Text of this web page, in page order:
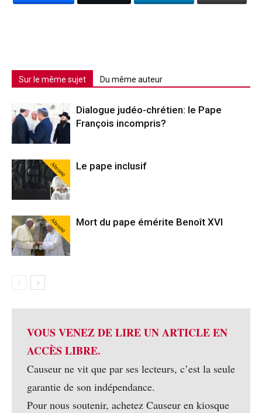
Sur le même sujet Du même auteur
Dialogue judéo-chrétien: le Pape
François incompris?
Abonné Le pape inclusif
Abonné Mort du pape émérite Benoît XVI
VOUS VENEZ DE LIRE UN ARTICLE EN
ACCÈS LIBRE.
Causeur ne vit que par ses lecteurs, c’est la seule
garantie de son indépendance.
Pour nous soutenir, achetez Causeur en kiosque